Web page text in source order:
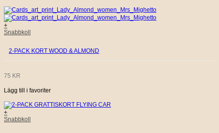
+
Snabbkoll
2-PACK KORT WOOD & ALMOND
75 KR
Lägg till i favoriter
+
Snabbkoll